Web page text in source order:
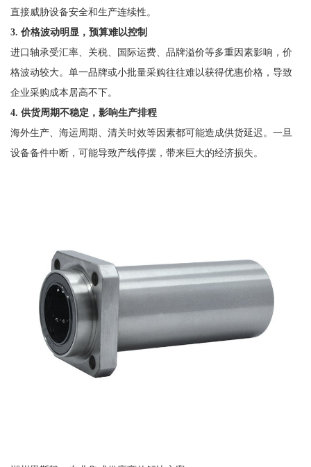
直接威胁设备安全和生产连续性。
3. 价格波动明显，预算难以控制
进口轴承受汇率、关税、国际运费、品牌溢价等多重因素影响，价
格波动较大。单一品牌或小批量采购往往难以获得优惠价格，导致
企业采购成本居高不下。
4. 供货周期不稳定，影响生产排程
海外生产、海运周期、清关时效等因素都可能造成供货延迟。一旦
设备备件中断，可能导致产线停摆，带来巨大的经济损失。